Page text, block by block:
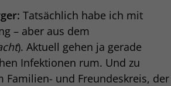
Tatsächlich habe ich mit
– aber aus dem
). Aktuell gehen ja gerade
Infektionen rum. Und zu
Familien- und Freundeskreis, der